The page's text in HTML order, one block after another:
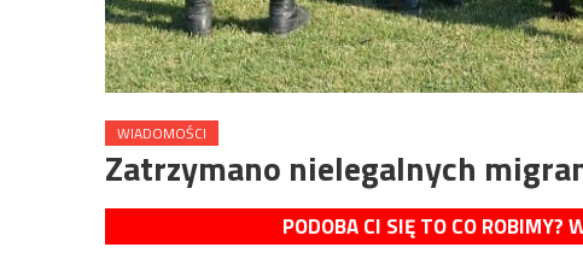
WIADOMOŚCI
Zatrzymano nielegalnych
PODOBA CI SIĘ TO CO ROBIMY?